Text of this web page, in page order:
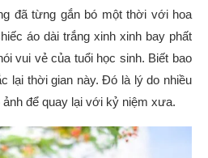
đã từng gắn bó một thời với hoa
áo dài trắng xinh xinh bay phất
vui vẻ của tuổi học sinh. Biết bao
lại thời gian này. Đó là lý do nhiều
để quay lại với kỷ niệm xưa.